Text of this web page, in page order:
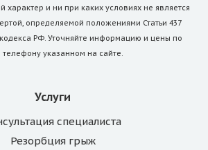
характер и ни при каких условиях не является
определяемой положениями Статьи 437
РФ. Уточняйте информацию и цены по
телефону указанном на сайте.
Услуги
специалиста
Резорбция грыж